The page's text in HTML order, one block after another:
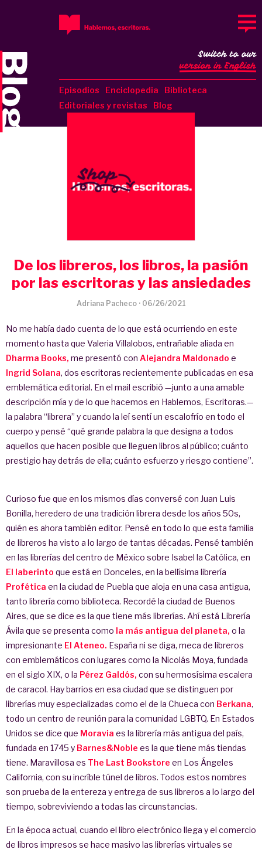
Episodios Enciclopedia
Biblioteca
Editoriales y revistas
Blog
Switch to our
version in English
De los libreros, los libros, la pasión
por las escritoras y las ansiedades
Adriana Pacheco· 06/26/2021
No me había dado cuenta de lo que está ocurriendo en este
momento hasta que Valeria Villalobos, entrañable aliada en
Dharma Books, me presentó con Alejandra Maldonado e
Ingrid Solana, dos escritoras recientemente publicadas en esa
emblemática editorial. En el mail escribió —junto a una amable
descripción mía y de lo que hacemos en Hablemos, Escritoras.—
la palabra “librera” y cuando la leí sentí un escalofrío en todo el
cuerpo y pensé “qué grande palabra la que designa a todos
aquellos que hacen posible que lleguen libros al público; cuánto
prestigio hay detrás de ella; cuánto esfuerzo y riesgo contiene”.
Curioso fue que en los mismos días conversé con Juan Luis
Bonilla, heredero de una tradición librera desde los años 50s,
quién es ahora también editor. Pensé en todo lo que esta familia
de libreros ha visto a lo largo de tantas décadas. Pensé también
en las librerías del centro de México sobre Isabel la Católica, en
El laberinto que está en Donceles, en la bellísima librería
Profética en la ciudad de Puebla que aloja en una casa antigua,
tanto librería como biblioteca. Recordé la ciudad de Buenos
Aires, que se dice es la que tiene más librerías. Ahí está Librería
Ávila que se presenta como la más antigua del planeta, o la
impresionante El Ateneo. España ni se diga, meca de libreros
con emblemáticos con lugares como la Nicolás Moya, fundada
en el siglo XIX, o la Pérez Galdós, con su hermosísima escalera
de caracol. Hay barrios en esa ciudad que se distinguen por
librerías muy especializadas como el de la Chueca con Berkana,
todo un centro de reunión para la comunidad LGBTQ. En Estados
Unidos se dice que Moravia es la librería más antigua del país,
fundada en 1745 y Barnes&Noble es la que tiene más tiendas
tiene. Maravillosa es The Last Bookstore en Los Ángeles
California, con su incríble túnel de libros. Todos estos nombres
son prueba de la entereza y entrega de sus libreros a lo largo del
tiempo, sobreviviendo a todas las circunstancias.
En la época actual, cuando el libro electrónico llega y el comercio
de libros impresos se hace masivo las librerías virtuales se